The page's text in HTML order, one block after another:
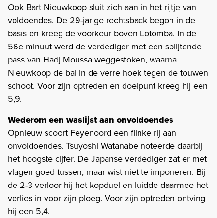
Ook Bart Nieuwkoop sluit zich aan in het rijtje van
voldoendes. De 29-jarige rechtsback begon in de
basis en kreeg de voorkeur boven Lotomba. In de
56e minuut werd de verdediger met een splijtende
pass van Hadj Moussa weggestoken, waarna
Nieuwkoop de bal in de verre hoek tegen de touwen
schoot. Voor zijn optreden en doelpunt kreeg hij een
5,9.
Wederom een waslijst aan onvoldoendes
Opnieuw scoort Feyenoord een flinke rij aan
onvoldoendes. Tsuyoshi Watanabe noteerde daarbij
het hoogste cijfer. De Japanse verdediger zat er met
vlagen goed tussen, maar wist niet te imponeren. Bij
de 2-3 verloor hij het kopduel en luidde daarmee het
verlies in voor zijn ploeg. Voor zijn optreden ontving
hij een 5,4.